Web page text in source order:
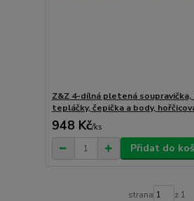
Z&Z 4-dílná pletená
tepláčky, čepička a body,
948 Kč/ks
Přidat do
strana z 1